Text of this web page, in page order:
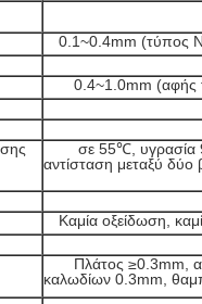
0.1~0.4mm (τύπος
0.4~1.0mm (αφής
σε 55℃, υγρασία
αντίσταση μεταξύ
Καμία οξείδωση,
Πλάτος ≥0.3mm,
καλωδίων 0.3mm,